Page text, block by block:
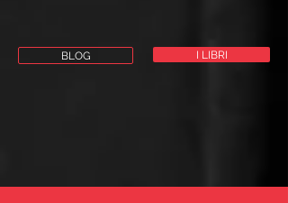
BLOG I LIBRI